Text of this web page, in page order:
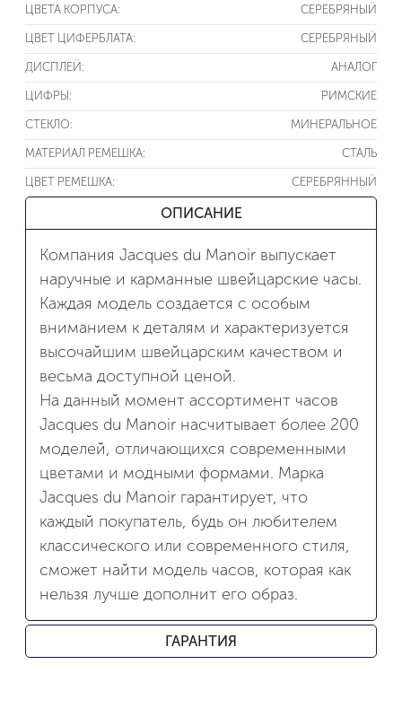
ЦВЕТА КОРПУСА: СЕРЕБРЯНЫЙ
ЦВЕТ ЦИФЕРБЛАТА: СЕРЕБРЯНЫЙ
ДИСПЛЕЙ: АНАЛОГ
ЦИФРЫ: РИМСКИЕ
СТЕКЛО: МИНЕРАЛЬНОЕ
МАТЕРИАЛ РЕМЕШКА: СТАЛЬ
ЦВЕТ РЕМЕШКА: СЕРЕБРЯННЫЙ
ОПИСАНИЕ
Компания Jacques du Manoir выпускает
наручные и карманные швейцарские часы.
Каждая модель создается с особым
вниманием к деталям и характеризуется
высочайшим швейцарским качеством и
весьма доступной ценой.
На данный момент ассортимент часов
Jacques du Manoir насчитывает более 200
моделей, отличающихся современными
цветами и модными формами. Марка
Jacques du Manoir гарантирует, что
каждый покупатель, будь он любителем
классического или современного стиля,
сможет найти модель часов, которая как
нельзя лучше дополнит его образ.
ГАРАНТИЯ